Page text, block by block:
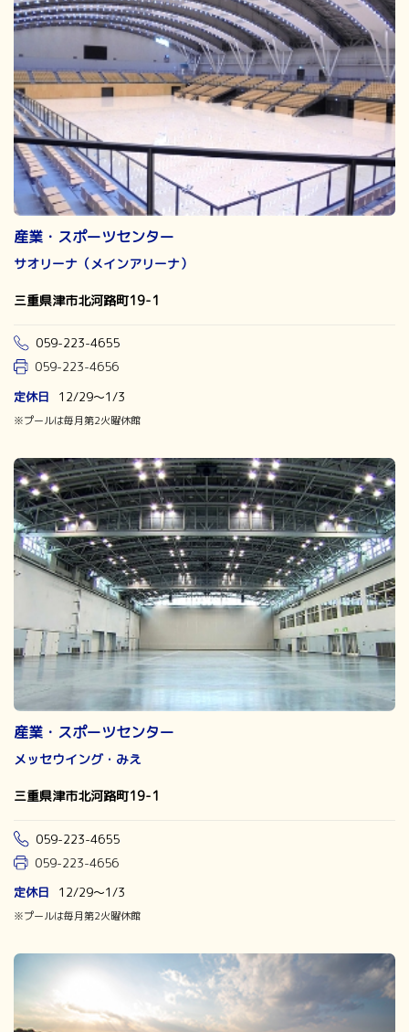
産業・スポーツセンター
サオリーナ（メインアリーナ）
三重県津市北河路町19-1
059-223-4655
059-223-4656
定休日
12/29～1/3
※プールは毎月第2火曜休館
産業・スポーツセンター
メッセウイング・みえ
三重県津市北河路町19-1
059-223-4655
059-223-4656
定休日
12/29～1/3
※プールは毎月第2火曜休館